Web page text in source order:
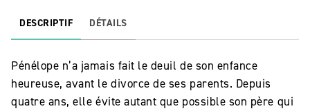
DESCRIPTIF DÉTAILS
Pénélope n’a jamais fait le deuil de son enfance
heureuse, avant le divorce de ses parents. Depuis
quatre ans, elle évite autant que possible son père qui